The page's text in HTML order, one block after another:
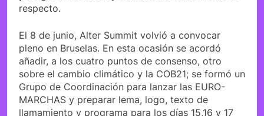
respecto.
El 8 de junio, Alter Summit volvió a convocar
pleno en Bruselas. En esta ocasión se acordó
añadir, a los cuatro puntos de consenso, otro
sobre el cambio climático y la COB21; se formó un
Grupo de Coordinación para lanzar las EURO-
MARCHAS y preparar lema, logo, texto de
llamamiento y programa para los días 15,16 y 17